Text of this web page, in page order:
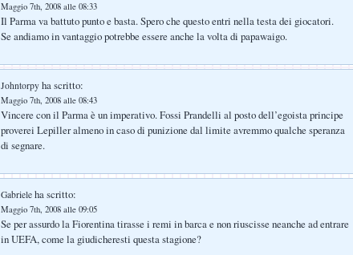
Maggio 7th, 2008 alle 08:33
Il Parma va battuto punto e basta. Spero che questo entri nella testa dei giocatori.
Se andiamo in vantaggio potrebbe essere anche la volta di papawaigo.
Johntorpy ha scritto:
Maggio 7th, 2008 alle 08:43
Vincere con il Parma è un imperativo. Fossi Prandelli al posto dell’egoista principe
proverei Lepiller almeno in caso di punizione dal limite avremmo qualche speranza
di segnare.
Gabriele ha scritto:
Maggio 7th, 2008 alle 09:05
Se per assurdo la Fiorentina tirasse i remi in barca e non riuscisse neanche ad entrare
in UEFA, come la giudicheresti questa stagione?